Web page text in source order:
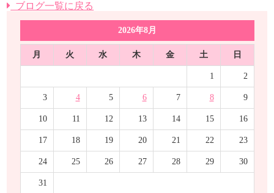
ブログ一覧に戻る
2026年8月
月 火 水 木 金 土 日
1 2
3 4 5 6 7 8 9
10 11 12 13 14 15 16
17 18 19 20 21 22 23
24 25 26 27 28 29 30
31